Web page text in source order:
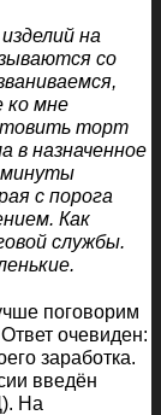
на
со
ко мне
торт
в назначенное
минуты
с порога
Как
службы.
поговорим
очевиден:
заработка.
введён
На